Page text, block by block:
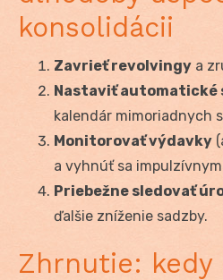
konsolidácii
Zavrieť revolvingy a
Nastaviť automatické
kalendár mimoriadnych
Monitorovať výdavky
a vyhnúť sa
Priebežne sledovať
ďalšie zníženie sadzby.
Zhrnutie: kedy